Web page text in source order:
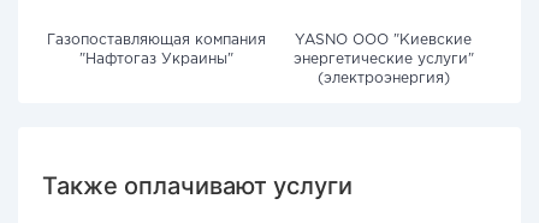
Газопоставляющая компания
"Нафтогаз Украины"
YASNO OOO "Киевские
энергетические услуги"
(электроэнергия)
Также оплачивают услуги